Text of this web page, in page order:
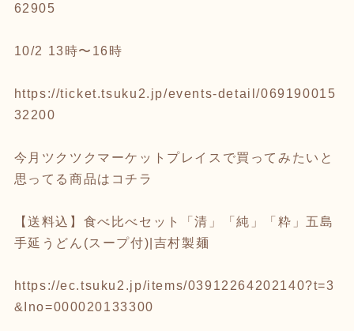
62905
10/2 13時〜16時
https://ticket.tsuku2.jp/events-detail/069190015
32200
今月ツクツクマーケットプレイスで買ってみたいと
思ってる商品はコチラ
【送料込】食べ比べセット「清」「純」「粋」五島
手延うどん(スープ付)|吉村製麺
https://ec.tsuku2.jp/items/03912264202140?t=3
&Ino=000020133300